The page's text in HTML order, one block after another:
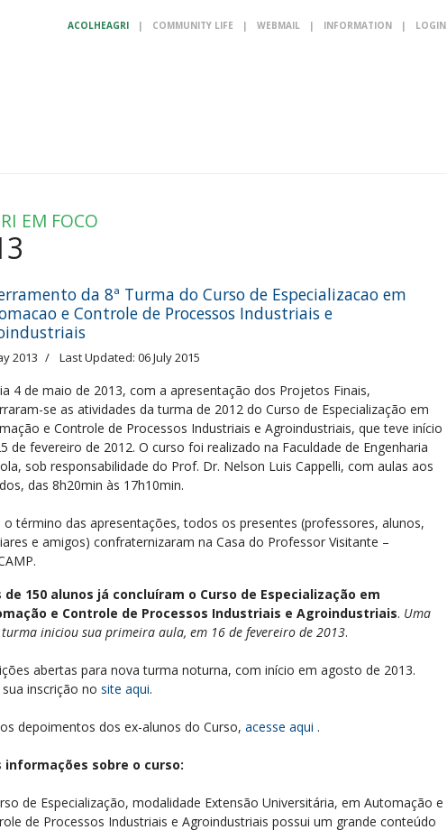
ACOLHEAGRI | COMMUNITY LIFE | WEBMAIL | INFORMATION | LOGIN
EM FOCO
da 8ª Turma do Curso de Especializacao em
e Controle de Processos Industriais e
2013 Last Updated: 06 July 2015
4 de maio de 2013, com a apresentação dos Projetos Finais,
se as atividades da turma de 2012 do Curso de Especialização em
e Controle de Processos Industriais e Agroindustriais, que teve início
de fevereiro de 2012. O curso foi realizado na Faculdade de Engenharia
sob responsabilidade do Prof. Dr. Nelson Luis Cappelli, com aulas aos
das 8h20min às 17h10min.
o término das apresentações, todos os presentes (professores, alunos,
e amigos) confraternizaram na Casa do Professor Visitante –
de 150 alunos já concluíram o Curso de Especialização em
e Controle de Processos Industriais e Agroindustriais. Uma
iniciou sua primeira aula, em 16 de fevereiro de 2013.
abertas para nova turma noturna, com início em agosto de 2013.
sua inscrição no site aqui.
depoimentos dos ex-alunos do Curso, acesse aqui .
informações sobre o curso:
de Especialização, modalidade Extensão Universitária, em Automação e
de Processos Industriais e Agroindustriais possui um grande conteúdo